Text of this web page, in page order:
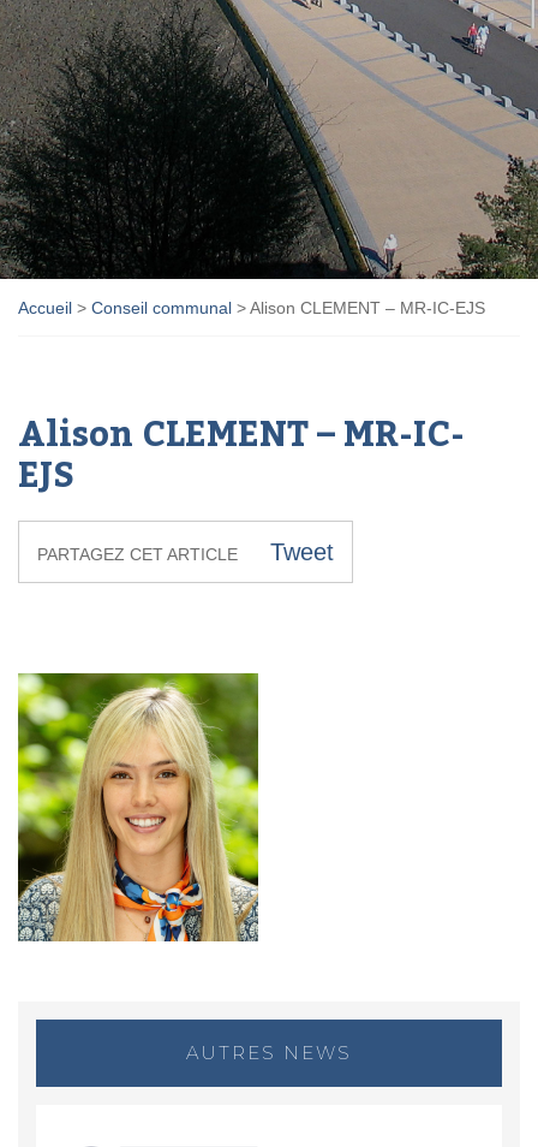
Accueil > Conseil communal >Alison CLEMENT – MR-IC-EJS
Alison CLEMENT – MR-IC-
EJS
PARTAGEZ CET ARTICLE Tweet
AUTRES NEWS